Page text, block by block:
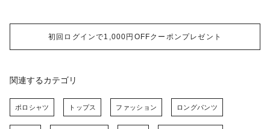
初回ログインで1,000円OFFクーポンプレゼント
関連するカテゴリ
ポロシャツ トップス ファッション ロングパンツ